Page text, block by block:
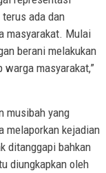
ada dan
masyarakat. Mulai
berani melakukan
masyarakat,”
musibah yang
melaporkan kejadian
ditanggapi bahkan
diungkapkan oleh